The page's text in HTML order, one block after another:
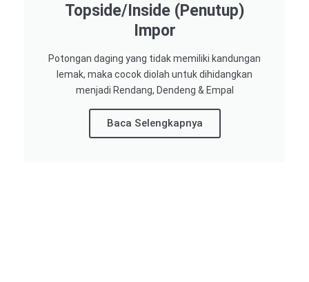
Topside/Inside (Penutup)
Impor​
Potongan daging yang tidak memiliki kandungan
lemak, maka cocok diolah untuk dihidangkan
menjadi Rendang, Dendeng & Empal
Baca Selengkapnya